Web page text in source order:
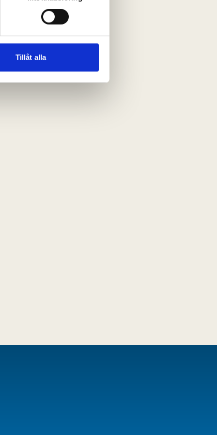
information från din enhet
kombinera informationen
Tillåt alla